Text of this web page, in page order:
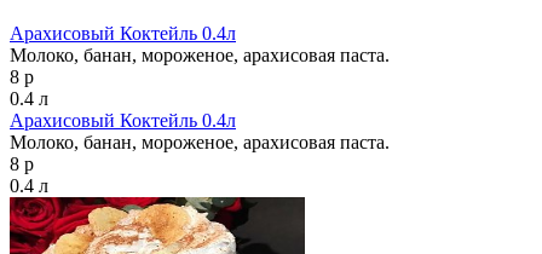
Арахисовый Коктейль 0.4л
Молоко, банан, мороженое, арахисовая паста.
8 р
0.4 л
Арахисовый Коктейль 0.4л
Молоко, банан, мороженое, арахисовая паста.
8 р
0.4 л